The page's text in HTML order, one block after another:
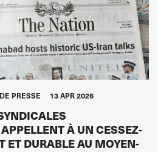
PRESSE 13 APR 2026
À UN CESSEZ-
ET DURABLE AU MOYEN-